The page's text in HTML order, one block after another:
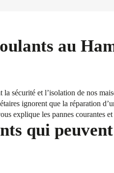
au
sécurité et l’isolation de nos
ignorent que la réparation
explique les pannes courantes et
qui